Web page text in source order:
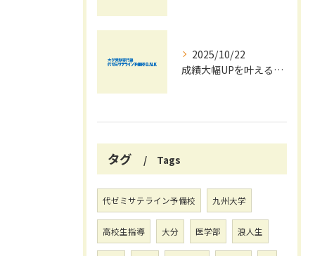
2025/10/22
成績大幅UPを叶える秋の効率学習法
タグ Tags
代ゼミサテライン予備校 九州大学
高校生指導 大分 医学部 浪人生